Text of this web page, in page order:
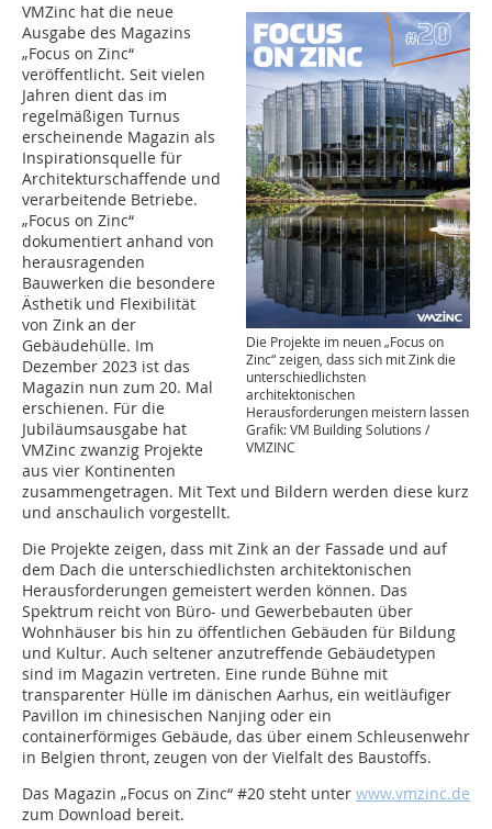
Die Projekte im neuen „Focus on
Zinc“ zeigen, dass sich mit Zink die
unterschiedlichsten
architektonischen
Herausforderungen meistern lassen
Grafik: VM Building Solutions /
VMZINC
VMZinc hat die neue
Ausgabe des Magazins
„Focus on Zinc“
veröffentlicht. Seit vielen
Jahren dient das im
regelmäßigen Turnus
erscheinende Magazin als
Inspirationsquelle für
Architekturschaffende und
verarbeitende Betriebe.
„Focus on Zinc“
dokumentiert anhand von
herausragenden
Bauwerken die besondere
Ästhetik und Flexibilität
von Zink an der
Gebäudehülle. Im
Dezember 2023 ist das
Magazin nun zum 20. Mal
erschienen. Für die
Jubiläumsausgabe hat
VMZinc zwanzig Projekte
aus vier Kontinenten
zusammengetragen. Mit Text und Bildern werden diese kurz
und anschaulich vorgestellt.
Die Projekte zeigen, dass mit Zink an der Fassade und auf
dem Dach die unterschiedlichsten architektonischen
Herausforderungen gemeistert werden können. Das
Spektrum reicht von Büro- und Gewerbebauten über
Wohnhäuser bis hin zu öffentlichen Gebäuden für Bildung
und Kultur. Auch seltener anzutreffende Gebäudetypen
sind im Magazin vertreten. Eine runde Bühne mit
transparenter Hülle im dänischen Aarhus, ein weitläufiger
Pavillon im chinesischen Nanjing oder ein
containerförmiges Gebäude, das über einem Schleusenwehr
in Belgien thront, zeugen von der Vielfalt des Baustoffs.
Das Magazin „Focus on Zinc“ #20 steht unter www.vmzinc.de
zum Download bereit.